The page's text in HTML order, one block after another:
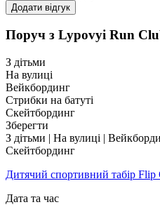
Додати відгук
Поруч з Lypovyi Run
З дітьми
На вулиці
Вейкбординг
Стрибки на батуті
Скейтбординг
Зберегти
З дітьми | На вулиці |
Скейтбординг
Дитячий спортивний табір Flip
Дата та час